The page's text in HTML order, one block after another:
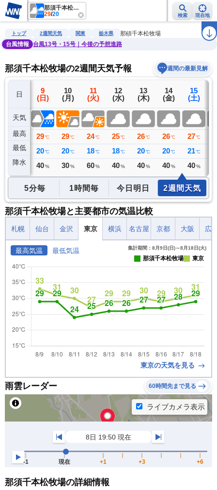
那須千本松牧場
29/20 検索 現在地
雨雲レーダー 台風情報 地震情報 警報・注意報 ラ
トップ 2週間天気 関東 栃木県
那須千本松牧場
台風情報
台風13号・15号｜今後の予想進路
那須千本松牧場の2週間天気予報 週間の最新見解
日
天気
最高
最低
降水
8
(土)
32 ℃
21 ℃
6 ミリ
9
(日)
29 ℃
20 ℃
40 %
10
(月)
29 ℃
20 ℃
30 %
11
(火)
24 ℃
18 ℃
60 %
12
(水)
25 ℃
18 ℃
40 %
13
(木)
26 ℃
20 ℃
40 %
14
(金)
26 ℃
20 ℃
40 %
15
(土)
27 ℃
21 ℃
40 %
5分毎 1時間毎 今日明日 2週間天気
那須千本松牧場と主要都市の気温比較
札幌 仙台 金沢 東京 横浜 名古屋 京都 大阪 広
最高気温 最低気温 集計期間：8月9日(日)～8月18日(火)
那須千本松牧場 東京
東京の天気を見る
雨雲レーダー 60時間先まで見る
那須千本松牧場の詳細情報